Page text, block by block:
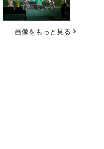
画像をもっと見る